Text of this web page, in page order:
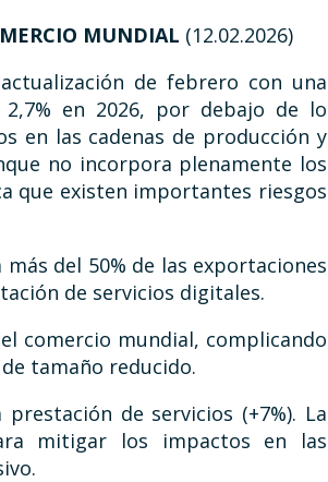
MUNDIAL (12.02.2026)
de febrero con una
en 2026, por debajo de lo
en las cadenas de producción y
no incorpora plenamente los
que existen importantes riesgos
del 50% de las exportaciones
de servicios digitales.
comercio mundial, complicando
tamaño reducido.
de servicios (+7%). La
mitigar los impactos en las